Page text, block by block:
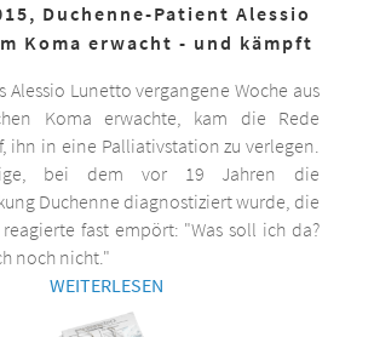
Duchenne-Patient Alessio
Koma erwacht - und kämpft
Alessio Lunetto vergangene Woche aus
Koma erwachte, kam die Rede
ihn in eine Palliativstation zu verlegen.
bei dem vor 19 Jahren die
Duchenne diagnostiziert wurde, die
fast empört: "Was soll ich da?
noch nicht."
WEITERLESEN